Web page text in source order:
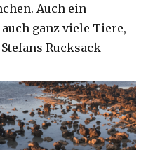
Auch ein
ganz viele Tiere,
Rucksack